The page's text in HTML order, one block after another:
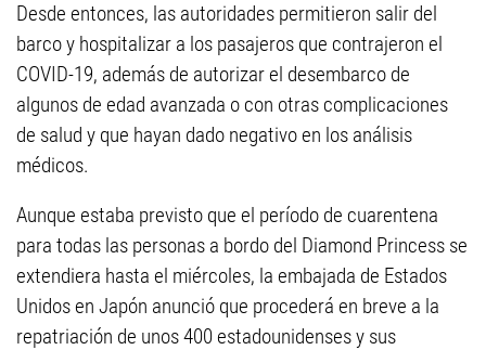
Desde entonces, las autoridades permitieron salir del
barco y hospitalizar a los pasajeros que contrajeron el
COVID-19, además de autorizar el desembarco de
algunos de edad avanzada o con otras complicaciones
de salud y que hayan dado negativo en los análisis
médicos.
Aunque estaba previsto que el período de cuarentena
para todas las personas a bordo del Diamond Princess se
extendiera hasta el miércoles, la embajada de Estados
Unidos en Japón anunció que procederá en breve a la
repatriación de unos 400 estadounidenses y sus